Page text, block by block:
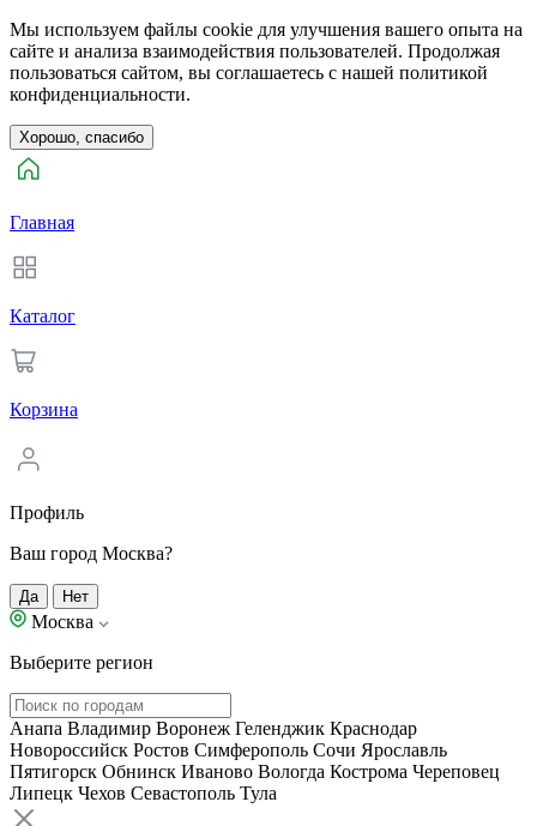
Мы используем файлы cookie для улучшения вашего опыта на
сайте и анализа взаимодействия пользователей. Продолжая
пользоваться сайтом, вы соглашаетесь с нашей политикой
конфиденциальности.
Хорошо, спасибо
Главная
Каталог
Корзина
Профиль
Ваш город Москва?
Да Нет
Москва
Выберите регион
Анапа Владимир Воронеж Геленджик Краснодар
Новороссийск Ростов Симферополь Сочи Ярославль
Пятигорск Обнинск Иваново Вологда Кострома Череповец
Липецк Чехов Севастополь Тула